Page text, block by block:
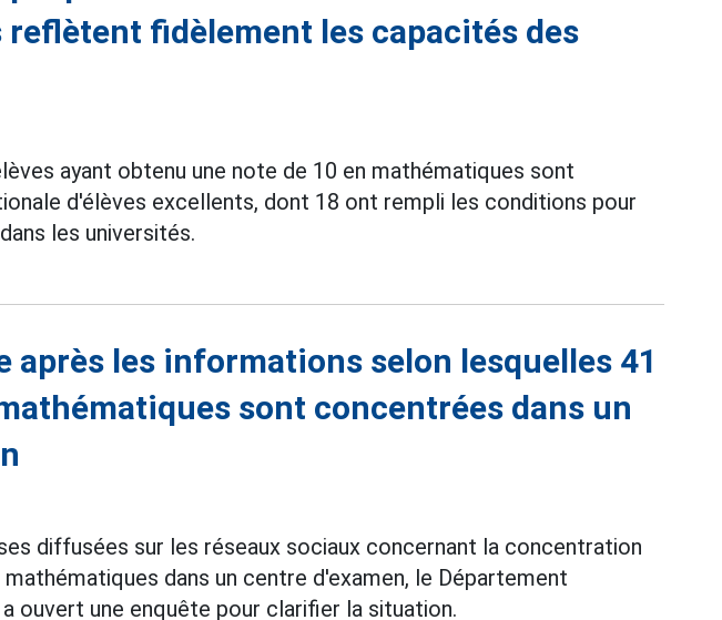
fidèlement les capacités des
ayant obtenu une note de 10 en mathématiques sont
d'élèves excellents, dont 18 ont rempli les conditions pour
les universités.
après les informations selon lesquelles 41
sont concentrées dans un
diffusées sur les réseaux sociaux concernant la concentration
dans un centre d'examen, le Département
ouvert une enquête pour clarifier la situation.